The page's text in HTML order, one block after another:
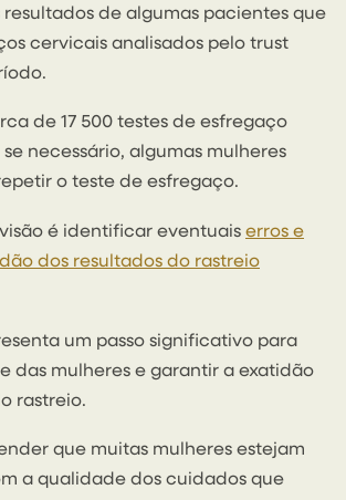
resultados de algumas pacientes que
cervicais analisados pelo trust
de 17 500 testes de esfregaço
necessário, algumas mulheres
o teste de esfregaço.
é identificar eventuais erros e
dos resultados do rastreio
um passo significativo para
das mulheres e garantir a exatidão
rastreio.
que muitas mulheres estejam
a qualidade dos cuidados que